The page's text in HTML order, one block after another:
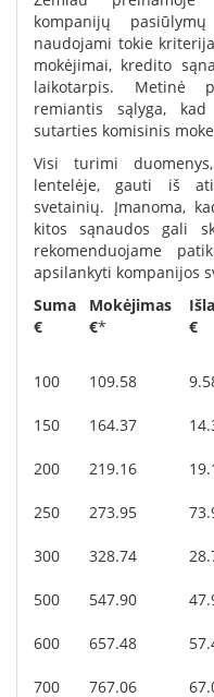
kompanijų
naudojami tokie
mokėjimai, kredito
laikotarpis. Metinė
remiantis sąlyga,
sutarties komisinis
Visi turimi
lentelėje, gauti iš
svetainių. Įmanoma,
kitos sąnaudos gali
rekomenduojame
apsilankyti kompanijos
Suma
€
Mokėjimas
€*
€
100 109.58
150 164.37
200 219.16
250 273.95
300 328.74
500 547.90
600 657.48
700 767.06